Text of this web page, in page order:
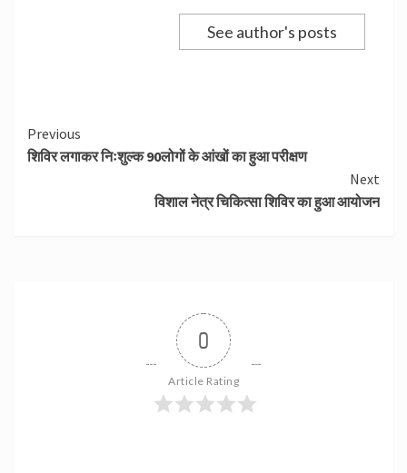
See author's posts
Continue
Reading
Previous
शिविर लगाकर निःशुल्क 90लोगों के आंखों का हुआ परीक्षण
Next
विशाल नेत्र चिकित्सा शिविर का हुआ आयोजन
0
Article Rating